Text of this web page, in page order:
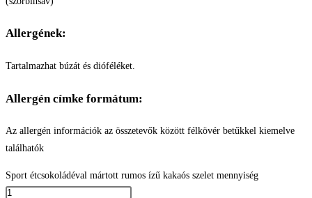
Allergének:
Tartalmazhat búzát és dióféléket.
Allergén címke formátum:
Az allergén információk az összetevők között félkövér betűkkel kiemelve
találhatók
Sport étcsokoládéval mártott rumos ízű kakaós szelet mennyiség